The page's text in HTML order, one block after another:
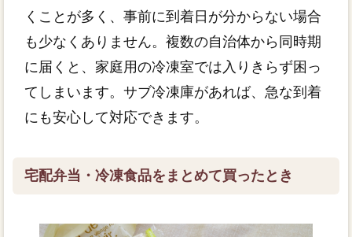
くことが多く、事前に到着日が分からない場合
も少なくありません。複数の自治体から同時期
に届くと、家庭用の冷凍室では入りきらず困っ
てしまいます。サブ冷凍庫があれば、急な到着
にも安心して対応できます。
宅配弁当・冷凍食品をまとめて買ったとき